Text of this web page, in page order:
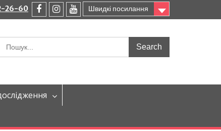
26-60
Швидкі посилання
facebookinstagram
youtube